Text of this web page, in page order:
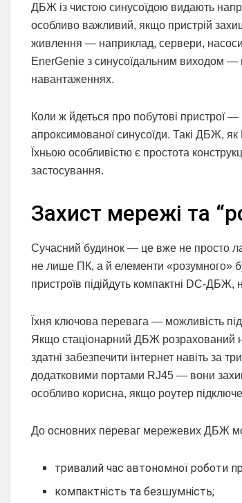
ДБЖ із чистою синусоїдою видають
особливо важливий, якщо пристрій
живлення — наприклад, сервери,
EnerGenie з синусоїдальним виходом —
навантаженнях.
Коли ж йдеться про побутові пристрої
апроксимованої синусоїди. Такі ДБЖ,
Їхньою особливістю є простота
застосування.
Захист мережі та
Сучасний будинок — це вже не просто
не лише ПК, а й елементи «розумного»
пристроїв підійдуть компактні DC-
Їхня ключова перевага — можливість
Якщо стаціонарний ДБЖ розрахований
здатні забезпечити інтернет навіть за
додатковими портами RJ45 — вони
особливо корисна, якщо роутер
До основних переваг мережевих ДБЖ
тривалий час автономної роботи
компактність та безшумність;